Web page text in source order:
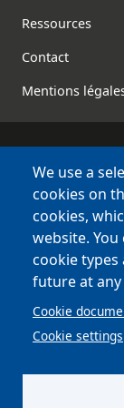
Footer
Ressources
Contact
Mentions
des
PCI
We use a
cookies on
cookies,
website.
cookie
future at
Cookie
Cookie settings